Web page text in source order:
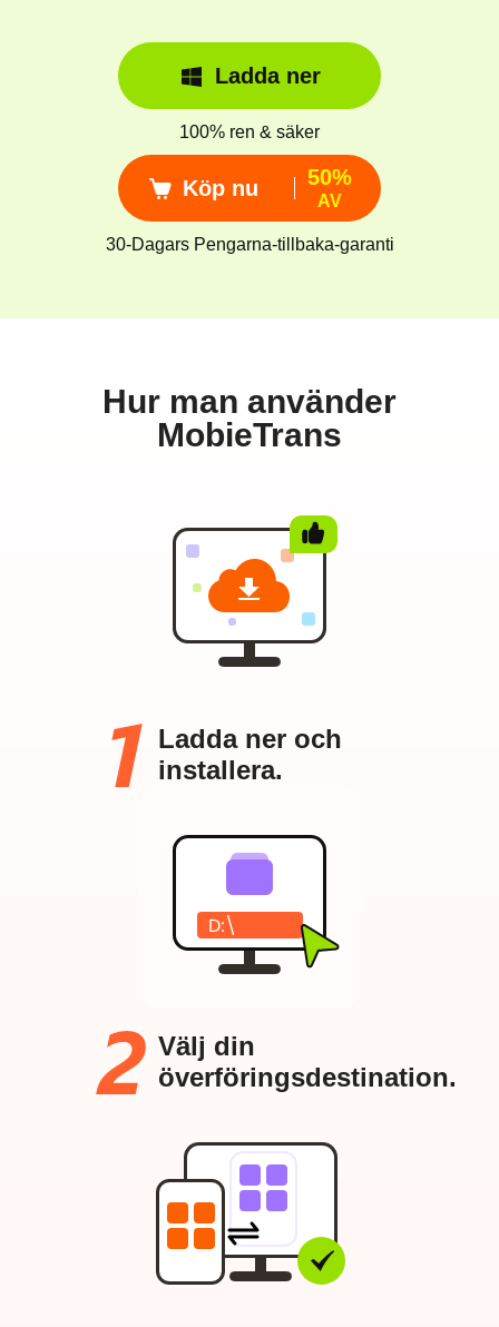
Ladda ner
100% ren & säker
Köp nu 50%
AV
30-Dagars Pengarna-tillbaka-garanti
Hur man använder
MobieTrans
Ladda ner och
installera.
Välj din
överföringsdestination.